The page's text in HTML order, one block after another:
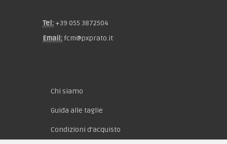
Tel: +39 055 3872504
Email: fcm@pxprato.it
Chi siamo
Guida alle taglie
Condizioni d'acquisto